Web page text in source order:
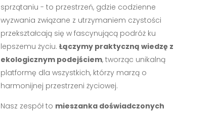
sprzątaniu - to przestrzeń, gdzie codzienne
wyzwania związane z utrzymaniem czystości
przekształcają się w fascynującą podróż ku
lepszemu życiu. Łączymy praktyczną wiedzę z
ekologicznym podejściem, tworząc unikalną
platformę dla wszystkich, którzy marzą o
harmonijnej przestrzeni życiowej.
Nasz zespół to mieszanka doświadczonych